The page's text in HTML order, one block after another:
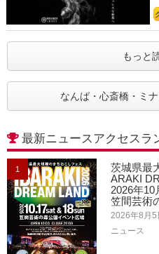
もっと
なんば・心斎橋・ミ
最新ニュースアクセスラ
1
茨城県最
ARAKI
2026年10
笠間芸術
2026年8月5
ニュース